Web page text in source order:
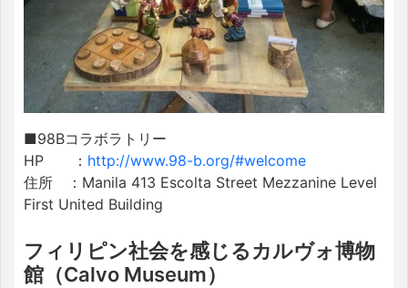
■98Bコラボラトリー
HP ： http://www.98-b.org/#welcome
住所 ：Manila 413 Escolta Street Mezzanine Level
First United Building
フィリピン社会を感じるカルヴォ博物
館（Calvo Museum）